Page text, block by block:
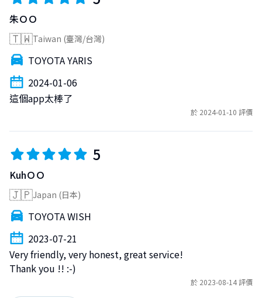
朱ＯＯ
🇹🇼Taiwan (臺灣/台灣)
TOYOTA YARIS
2024-01-06
這個app太棒了
於 2024-01-10 評價
5
KuhＯＯ
🇯🇵Japan (日本)
TOYOTA WISH
2023-07-21
Very friendly, very honest, great service!
Thank you !! :-)
於 2023-08-14 評價